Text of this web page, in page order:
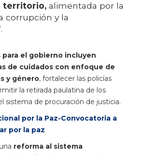
territorio, alimentada por la
corrupción y la
el gobierno incluyen
de cuidados con enfoque de
y género, fortalecer las policías
la retirada paulatina de los
sistema de procuración de justicia.
por la Paz-Convocatoria a
por la paz
reforma al sistema